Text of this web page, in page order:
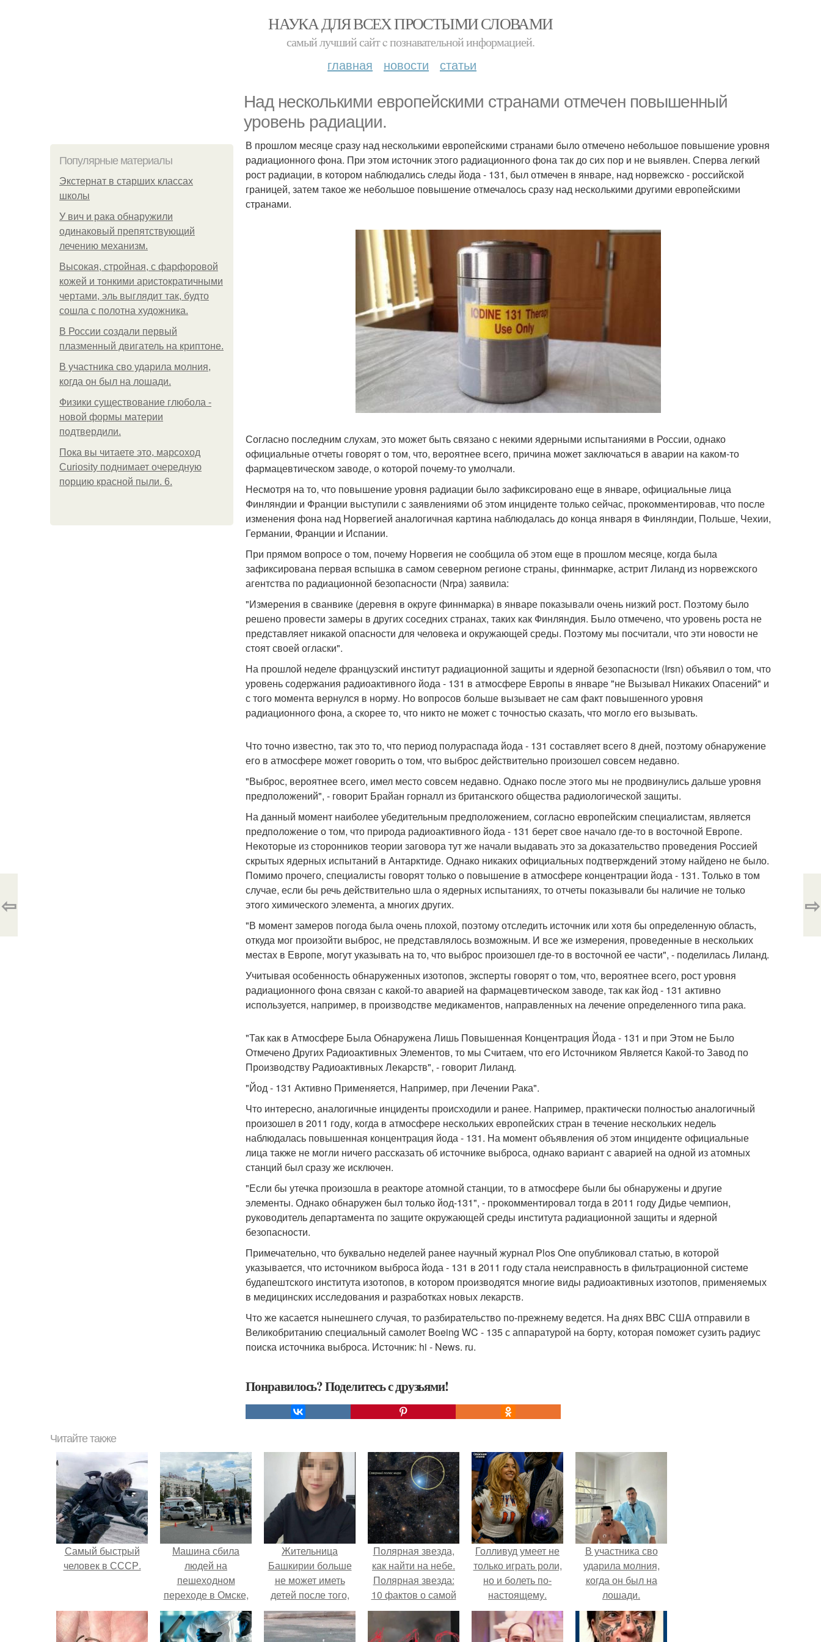
НАУКА ДЛЯ ВСЕХ ПРОСТЫМИ СЛОВАМИ
самый лучший сайт c познавательной информацией.
главная новости статьи
Над несколькими европейскими странами отмечен повышенный
уровень радиации.
Популярные материалы
Экстернат в старших классах
школы
У вич и рака обнаружили
одинаковый препятствующий
лечению механизм.
Высокая, стройная, с фарфоровой
кожей и тонкими аристократичными
чертами, эль выглядит так, будто
сошла с полотна художника.
В России создали первый
плазменный двигатель на криптоне.
В участника сво ударила молния,
когда он был на лошади.
Физики существование глюбола -
новой формы материи
подтвердили.
Пока вы читаете это, марсоход
Curiosity поднимает очередную
порцию красной пыли. 6.
В прошлом месяце сразу над несколькими европейскими странами было отмечено небольшое повышение уровня
радиационного фона. При этом источник этого радиационного фона так до сих пор и не выявлен. Сперва легкий
рост радиации, в котором наблюдались следы йода - 131, был отмечен в январе, над норвежско - российской
границей, затем такое же небольшое повышение отмечалось сразу над несколькими другими европейскими
странами.
Согласно последним слухам, это может быть связано с некими ядерными испытаниями в России, однако
официальные отчеты говорят о том, что, вероятнее всего, причина может заключаться в аварии на каком-то
фармацевтическом заводе, о которой почему-то умолчали.
Несмотря на то, что повышение уровня радиации было зафиксировано еще в январе, официальные лица
Финляндии и Франции выступили с заявлениями об этом инциденте только сейчас, прокомментировав, что после
изменения фона над Норвегией аналогичная картина наблюдалась до конца января в Финляндии, Польше, Чехии,
Германии, Франции и Испании.
При прямом вопросе о том, почему Норвегия не сообщила об этом еще в прошлом месяце, когда была
зафиксирована первая вспышка в самом северном регионе страны, финнмарке, астрит Лиланд из норвежского
агентства по радиационной безопасности (Nrpa) заявила:
"Измерения в сванвике (деревня в округе финнмарка) в январе показывали очень низкий рост. Поэтому было
решено провести замеры в других соседних странах, таких как Финляндия. Было отмечено, что уровень роста не
представляет никакой опасности для человека и окружающей среды. Поэтому мы посчитали, что эти новости не
стоят своей огласки".
На прошлой неделе французский институт радиационной защиты и ядерной безопасности (Irsn) объявил о том, что
уровень содержания радиоактивного йода - 131 в атмосфере Европы в январе "не Вызывал Никаких Опасений" и
с того момента вернулся в норму. Но вопросов больше вызывает не сам факт повышенного уровня
радиационного фона, а скорее то, что никто не может с точностью сказать, что могло его вызывать.
Что точно известно, так это то, что период полураспада йода - 131 составляет всего 8 дней, поэтому обнаружение
его в атмосфере может говорить о том, что выброс действительно произошел совсем недавно.
"Выброс, вероятнее всего, имел место совсем недавно. Однако после этого мы не продвинулись дальше уровня
предположений", - говорит Брайан горналл из британского общества радиологической защиты.
На данный момент наиболее убедительным предположением, согласно европейским специалистам, является
предположение о том, что природа радиоактивного йода - 131 берет свое начало где-то в восточной Европе.
Некоторые из сторонников теории заговора тут же начали выдавать это за доказательство проведения Россией
скрытых ядерных испытаний в Антарктиде. Однако никаких официальных подтверждений этому найдено не было.
Помимо прочего, специалисты говорят только о повышение в атмосфере концентрации йода - 131. Только в том
случае, если бы речь действительно шла о ядерных испытаниях, то отчеты показывали бы наличие не только
этого химического элемента, а многих других.
"В момент замеров погода была очень плохой, поэтому отследить источник или хотя бы определенную область,
откуда мог произойти выброс, не представлялось возможным. И все же измерения, проведенные в нескольких
местах в Европе, могут указывать на то, что выброс произошел где-то в восточной ее части", - поделилась Лиланд.
Учитывая особенность обнаруженных изотопов, эксперты говорят о том, что, вероятнее всего, рост уровня
радиационного фона связан с какой-то аварией на фармацевтическом заводе, так как йод - 131 активно
используется, например, в производстве медикаментов, направленных на лечение определенного типа рака.
"Так как в Атмосфере Была Обнаружена Лишь Повышенная Концентрация Йода - 131 и при Этом не Было
Отмечено Других Радиоактивных Элементов, то мы Считаем, что его Источником Является Какой-то Завод по
Производству Радиоактивных Лекарств", - говорит Лиланд.
"Йод - 131 Активно Применяется, Например, при Лечении Рака".
Что интересно, аналогичные инциденты происходили и ранее. Например, практически полностью аналогичный
произошел в 2011 году, когда в атмосфере нескольких европейских стран в течение нескольких недель
наблюдалась повышенная концентрация йода - 131. На момент объявления об этом инциденте официальные
лица также не могли ничего рассказать об источнике выброса, однако вариант с аварией на одной из атомных
станций был сразу же исключен.
"Если бы утечка произошла в реакторе атомной станции, то в атмосфере были бы обнаружены и другие
элементы. Однако обнаружен был только йод-131", - прокомментировал тогда в 2011 году Дидье чемпион,
руководитель департамента по защите окружающей среды института радиационной защиты и ядерной
безопасности.
Примечательно, что буквально неделей ранее научный журнал Plos One опубликовал статью, в которой
указывается, что источником выброса йода - 131 в 2011 году стала неисправность в фильтрационной системе
будапештского института изотопов, в котором производятся многие виды радиоактивных изотопов, применяемых
в медицинских исследования и разработках новых лекарств.
Что же касается нынешнего случая, то разбирательство по-прежнему ведется. На днях ВВС США отправили в
Великобританию специальный самолет Boeing WC - 135 с аппаратурой на борту, которая поможет сузить радиус
поиска источника выброса. Источник: hi - News. ru.
Понравилось? Поделитесь с друзьями!
⇦ ⇨
Читайте также
Самый быстрый
человек в СССР.
Машина сбила
людей на
пешеходном
переходе в Омске,
пострадали 8
человек.
Жительница
Башкирии больше
не может иметь
детей после того,
как медики сделали
ей аборт на шестом
месяце
Полярная звезда,
как найти на небе.
Полярная звезда:
10 фактов о самой
известной звезде
ночного неба.
Голливуд умеет не
только играть роли,
но и болеть по-
настоящему.
В участника сво
ударила молния,
когда он был на
лошади.